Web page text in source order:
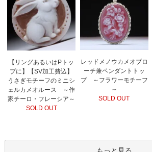
【リングあるいはPトッ
プに】【SV加工費込】
うさぎモチーフのミニシ
ェルカメオルース ～作
家チーロ・フレーシア～
SOLD OUT
レッドメノウカメオブロ
ーチ兼ペンダントトッ
プ ～フラワーモチーフ
～
SOLD OUT